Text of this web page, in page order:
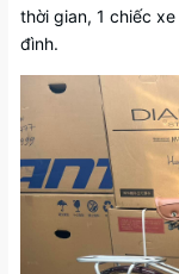
thời gian, 1 chiếc
đình.